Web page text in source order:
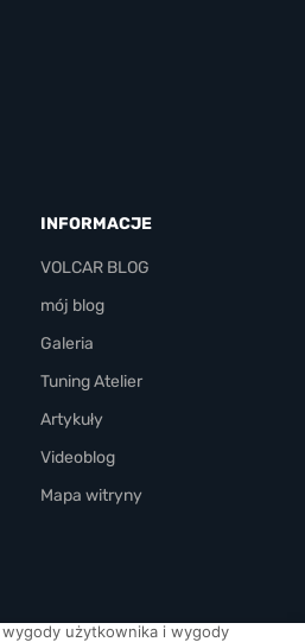
użytkownika i wygody
INFORMACJE
VOLCAR BLOG
mój blog
Galeria
Tuning Atelier
Artykuły
Videoblog
Mapa witryny